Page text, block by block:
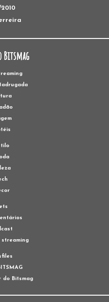
2010
Bitsmag
streaming
do Bitsmag